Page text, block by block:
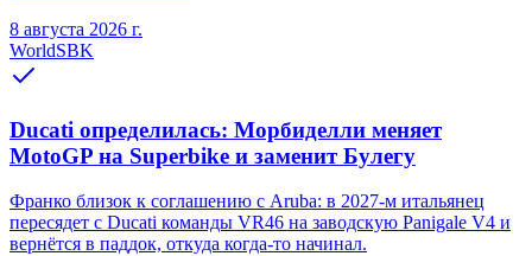
8 августа 2026 г.
WorldSBK
Ducati определилась: Морбиделли меняет
MotoGP на Superbike и заменит Булегу
Франко близок к соглашению с Aruba: в 2027-м итальянец
пересядет с Ducati команды VR46 на заводскую Panigale V4 и
вернётся в паддок, откуда когда-то начинал.